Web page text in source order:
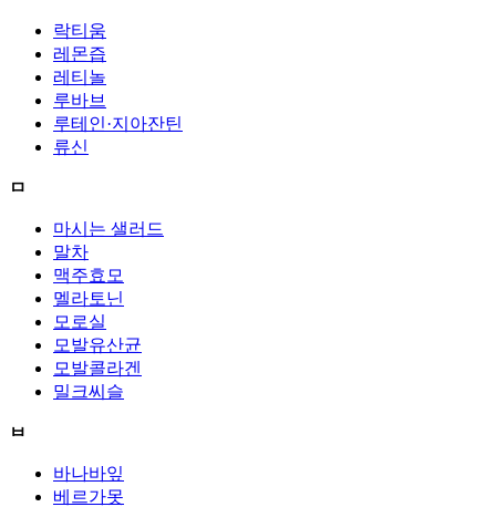
락티움
레몬즙
레티놀
루바브
루테인·지아잔틴
류신
ㅁ
마시는 샐러드
말차
맥주효모
멜라토닌
모로실
모발유산균
모발콜라겐
밀크씨슬
ㅂ
바나바잎
베르가못